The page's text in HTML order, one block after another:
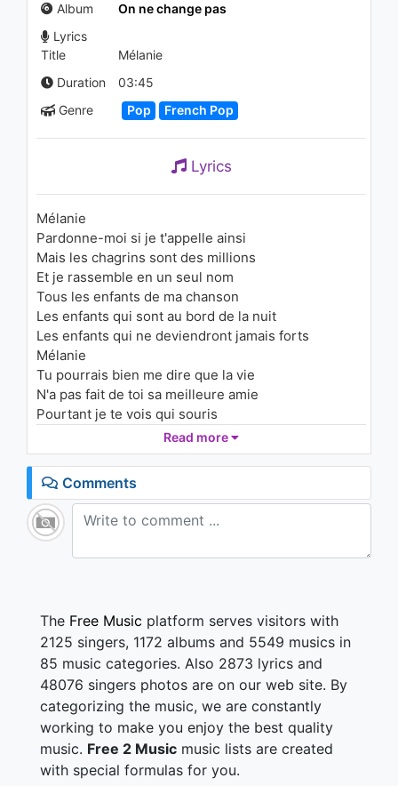
Canadian version)
04:19
(Pseudo Video)
03:45
Corie - Lit baldaquin
(Acapella)
1K - 7 years ago
03:47
Фактор 2 - Весна
1.5K - 7 years ago
Album
On ne change pas
Lyrics
Title
Mélanie
Duration
03:45
Genre
Pop French Pop
Lyrics
Mélanie
Pardonne-moi si je t'appelle ainsi
Mais les chagrins sont des millions
Et je rassemble en un seul nom
Tous les enfants de ma chanson
Les enfants qui sont au bord de la nuit
Les enfants qui ne deviendront jamais forts
Mélanie
Tu pourrais bien me dire que la vie
N'a pas fait de toi sa meilleure amie
Pourtant je te vois qui souris
Mélanie
C'est ton courage qui a fait le mien
Moi qui suis forte à m'émouvoir d'un rien
Je me calme quand je prends ta main
Saurait faire revivre un enfant en musique
En un seul coup de baguette magique
Guérir le mal en un instant
Mélanie
Tu n'es pas seule si je chante pour toi
Tu n'es pas seule si l'on entend ma voix
Tu n'es pas seule le monde est là
Read more
Comments
The Free Music platform serves visitors with
2125 singers, 1172 albums and 5549 musics in
85 music categories. Also 2873 lyrics and
48076 singers photos are on our web site. By
categorizing the music, we are constantly
working to make you enjoy the best quality
music. Free 2 Music music lists are created
with special formulas for you.